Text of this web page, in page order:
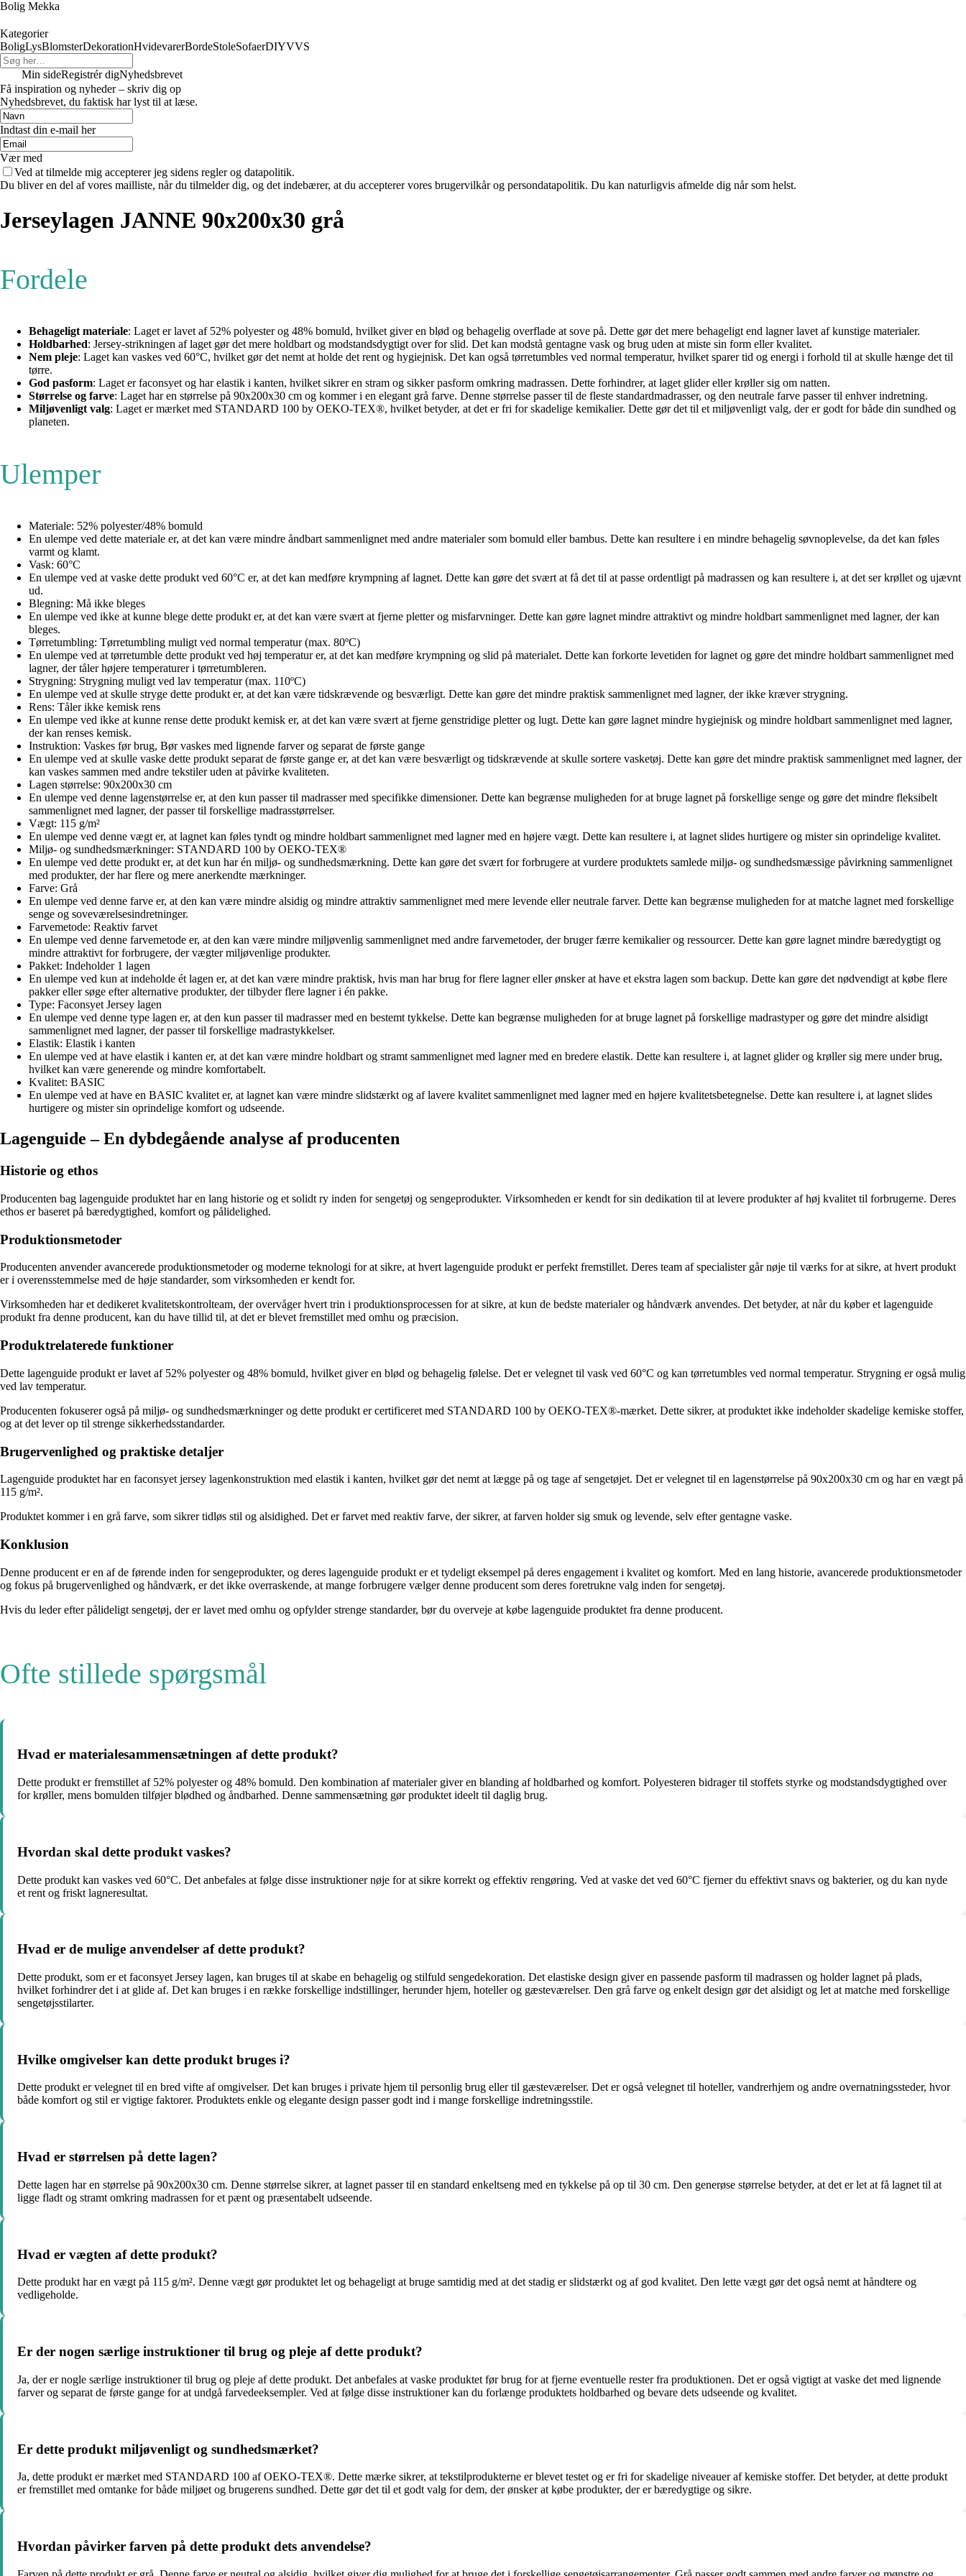
Bolig Mekka
Kategorier
BoligLysBlomsterDekorationHvidevarerBordeStoleSofaerDIYVVS
Min sideRegistrér digNyhedsbrevet
Få inspiration og nyheder – skriv dig op
Nyhedsbrevet, du faktisk har lyst til at læse.
Indtast din e-mail her
Vær med
Ved at tilmelde mig accepterer jeg sidens regler og datapolitik.
Du bliver en del af vores mailliste, når du tilmelder dig, og det indebærer, at du accepterer vores brugervilkår og persondatapolitik. Du kan naturligvis afmelde dig når som helst.
Jerseylagen JANNE 90x200x30 grå
Fordele
Behageligt materiale: Laget er lavet af 52% polyester og 48% bomuld, hvilket giver en blød og behagelig overflade at sove på. Dette gør det mere behageligt end lagner lavet af kunstige materialer.
Holdbarhed: Jersey-strikningen af laget gør det mere holdbart og modstandsdygtigt over for slid. Det kan modstå gentagne vask og brug uden at miste sin form eller kvalitet.
Nem pleje: Laget kan vaskes ved 60°C, hvilket gør det nemt at holde det rent og hygiejnisk. Det kan også tørretumbles ved normal temperatur, hvilket sparer tid og energi i forhold til at skulle hænge det til
tørre.
God pasform: Laget er faconsyet og har elastik i kanten, hvilket sikrer en stram og sikker pasform omkring madrassen. Dette forhindrer, at laget glider eller krøller sig om natten.
Størrelse og farve: Laget har en størrelse på 90x200x30 cm og kommer i en elegant grå farve. Denne størrelse passer til de fleste standardmadrasser, og den neutrale farve passer til enhver indretning.
Miljøvenligt valg: Laget er mærket med STANDARD 100 by OEKO-TEX®, hvilket betyder, at det er fri for skadelige kemikalier. Dette gør det til et miljøvenligt valg, der er godt for både din sundhed og
planeten.
Ulemper
Materiale: 52% polyester/48% bomuld
En ulempe ved dette materiale er, at det kan være mindre åndbart sammenlignet med andre materialer som bomuld eller bambus. Dette kan resultere i en mindre behagelig søvnoplevelse, da det kan føles
varmt og klamt.
Vask: 60°C
En ulempe ved at vaske dette produkt ved 60°C er, at det kan medføre krympning af lagnet. Dette kan gøre det svært at få det til at passe ordentligt på madrassen og kan resultere i, at det ser krøllet og ujævnt
ud.
Blegning: Må ikke bleges
En ulempe ved ikke at kunne blege dette produkt er, at det kan være svært at fjerne pletter og misfarvninger. Dette kan gøre lagnet mindre attraktivt og mindre holdbart sammenlignet med lagner, der kan
bleges.
Tørretumbling: Tørretumbling muligt ved normal temperatur (max. 80ºC)
En ulempe ved at tørretumble dette produkt ved høj temperatur er, at det kan medføre krympning og slid på materialet. Dette kan forkorte levetiden for lagnet og gøre det mindre holdbart sammenlignet med
lagner, der tåler højere temperaturer i tørretumbleren.
Strygning: Strygning muligt ved lav temperatur (max. 110ºC)
En ulempe ved at skulle stryge dette produkt er, at det kan være tidskrævende og besværligt. Dette kan gøre det mindre praktisk sammenlignet med lagner, der ikke kræver strygning.
Rens: Tåler ikke kemisk rens
En ulempe ved ikke at kunne rense dette produkt kemisk er, at det kan være svært at fjerne genstridige pletter og lugt. Dette kan gøre lagnet mindre hygiejnisk og mindre holdbart sammenlignet med lagner,
der kan renses kemisk.
Instruktion: Vaskes før brug, Bør vaskes med lignende farver og separat de første gange
En ulempe ved at skulle vaske dette produkt separat de første gange er, at det kan være besværligt og tidskrævende at skulle sortere vasketøj. Dette kan gøre det mindre praktisk sammenlignet med lagner, der
kan vaskes sammen med andre tekstiler uden at påvirke kvaliteten.
Lagen størrelse: 90x200x30 cm
En ulempe ved denne lagenstørrelse er, at den kun passer til madrasser med specifikke dimensioner. Dette kan begrænse muligheden for at bruge lagnet på forskellige senge og gøre det mindre fleksibelt
sammenlignet med lagner, der passer til forskellige madrasstørrelser.
Vægt: 115 g/m²
En ulempe ved denne vægt er, at lagnet kan føles tyndt og mindre holdbart sammenlignet med lagner med en højere vægt. Dette kan resultere i, at lagnet slides hurtigere og mister sin oprindelige kvalitet.
Miljø- og sundhedsmærkninger: STANDARD 100 by OEKO-TEX®
En ulempe ved dette produkt er, at det kun har én miljø- og sundhedsmærkning. Dette kan gøre det svært for forbrugere at vurdere produktets samlede miljø- og sundhedsmæssige påvirkning sammenlignet
med produkter, der har flere og mere anerkendte mærkninger.
Farve: Grå
En ulempe ved denne farve er, at den kan være mindre alsidig og mindre attraktiv sammenlignet med mere levende eller neutrale farver. Dette kan begrænse muligheden for at matche lagnet med forskellige
senge og soveværelsesindretninger.
Farvemetode: Reaktiv farvet
En ulempe ved denne farvemetode er, at den kan være mindre miljøvenlig sammenlignet med andre farvemetoder, der bruger færre kemikalier og ressourcer. Dette kan gøre lagnet mindre bæredygtigt og
mindre attraktivt for forbrugere, der vægter miljøvenlige produkter.
Pakket: Indeholder 1 lagen
En ulempe ved kun at indeholde ét lagen er, at det kan være mindre praktisk, hvis man har brug for flere lagner eller ønsker at have et ekstra lagen som backup. Dette kan gøre det nødvendigt at købe flere
pakker eller søge efter alternative produkter, der tilbyder flere lagner i én pakke.
Type: Faconsyet Jersey lagen
En ulempe ved denne type lagen er, at den kun passer til madrasser med en bestemt tykkelse. Dette kan begrænse muligheden for at bruge lagnet på forskellige madrastyper og gøre det mindre alsidigt
sammenlignet med lagner, der passer til forskellige madrastykkelser.
Elastik: Elastik i kanten
En ulempe ved at have elastik i kanten er, at det kan være mindre holdbart og stramt sammenlignet med lagner med en bredere elastik. Dette kan resultere i, at lagnet glider og krøller sig mere under brug,
hvilket kan være generende og mindre komfortabelt.
Kvalitet: BASIC
En ulempe ved at have en BASIC kvalitet er, at lagnet kan være mindre slidstærkt og af lavere kvalitet sammenlignet med lagner med en højere kvalitetsbetegnelse. Dette kan resultere i, at lagnet slides
hurtigere og mister sin oprindelige komfort og udseende.
Lagenguide – En dybdegående analyse af producenten
Historie og ethos
Producenten bag lagenguide produktet har en lang historie og et solidt ry inden for sengetøj og sengeprodukter. Virksomheden er kendt for sin dedikation til at levere produkter af høj kvalitet til forbrugerne. Deres
ethos er baseret på bæredygtighed, komfort og pålidelighed.
Produktionsmetoder
Producenten anvender avancerede produktionsmetoder og moderne teknologi for at sikre, at hvert lagenguide produkt er perfekt fremstillet. Deres team af specialister går nøje til værks for at sikre, at hvert produkt
er i overensstemmelse med de høje standarder, som virksomheden er kendt for.
Virksomheden har et dedikeret kvalitetskontrolteam, der overvåger hvert trin i produktionsprocessen for at sikre, at kun de bedste materialer og håndværk anvendes. Det betyder, at når du køber et lagenguide
produkt fra denne producent, kan du have tillid til, at det er blevet fremstillet med omhu og præcision.
Produktrelaterede funktioner
Dette lagenguide produkt er lavet af 52% polyester og 48% bomuld, hvilket giver en blød og behagelig følelse. Det er velegnet til vask ved 60°C og kan tørretumbles ved normal temperatur. Strygning er også mulig
ved lav temperatur.
Producenten fokuserer også på miljø- og sundhedsmærkninger og dette produkt er certificeret med STANDARD 100 by OEKO-TEX®-mærket. Dette sikrer, at produktet ikke indeholder skadelige kemiske stoffer,
og at det lever op til strenge sikkerhedsstandarder.
Brugervenlighed og praktiske detaljer
Lagenguide produktet har en faconsyet jersey lagenkonstruktion med elastik i kanten, hvilket gør det nemt at lægge på og tage af sengetøjet. Det er velegnet til en lagenstørrelse på 90x200x30 cm og har en vægt på
115 g/m².
Produktet kommer i en grå farve, som sikrer tidløs stil og alsidighed. Det er farvet med reaktiv farve, der sikrer, at farven holder sig smuk og levende, selv efter gentagne vaske.
Konklusion
Denne producent er en af ​​de førende inden for sengeprodukter, og deres lagenguide produkt er et tydeligt eksempel på deres engagement i kvalitet og komfort. Med en lang historie, avancerede produktionsmetoder
og fokus på brugervenlighed og håndværk, er det ikke overraskende, at mange forbrugere vælger denne producent som deres foretrukne valg inden for sengetøj.
Hvis du leder efter pålideligt sengetøj, der er lavet med omhu og opfylder strenge standarder, bør du overveje at købe lagenguide produktet fra denne producent.
Ofte stillede spørgsmål
Hvad er materialesammensætningen af dette produkt?
Dette produkt er fremstillet af 52% polyester og 48% bomuld. Den kombination af materialer giver en blanding af holdbarhed og komfort. Polyesteren bidrager til stoffets styrke og modstandsdygtighed over
for krøller, mens bomulden tilføjer blødhed og åndbarhed. Denne sammensætning gør produktet ideelt til daglig brug.
Hvordan skal dette produkt vaskes?
Dette produkt kan vaskes ved 60°C. Det anbefales at følge disse instruktioner nøje for at sikre korrekt og effektiv rengøring. Ved at vaske det ved 60°C fjerner du effektivt snavs og bakterier, og du kan nyde
et rent og friskt lagneresultat.
Hvad er de mulige anvendelser af dette produkt?
Dette produkt, som er et faconsyet Jersey lagen, kan bruges til at skabe en behagelig og stilfuld sengedekoration. Det elastiske design giver en passende pasform til madrassen og holder lagnet på plads,
hvilket forhindrer det i at glide af. Det kan bruges i en række forskellige indstillinger, herunder hjem, hoteller og gæsteværelser. Den grå farve og enkelt design gør det alsidigt og let at matche med forskellige
sengetøjsstilarter.
Hvilke omgivelser kan dette produkt bruges i?
Dette produkt er velegnet til en bred vifte af omgivelser. Det kan bruges i private hjem til personlig brug eller til gæsteværelser. Det er også velegnet til hoteller, vandrerhjem og andre overnatningssteder, hvor
både komfort og stil er vigtige faktorer. Produktets enkle og elegante design passer godt ind i mange forskellige indretningsstile.
Hvad er størrelsen på dette lagen?
Dette lagen har en størrelse på 90x200x30 cm. Denne størrelse sikrer, at lagnet passer til en standard enkeltseng med en tykkelse på op til 30 cm. Den generøse størrelse betyder, at det er let at få lagnet til at
ligge fladt og stramt omkring madrassen for et pænt og præsentabelt udseende.
Hvad er vægten af dette produkt?
Dette produkt har en vægt på 115 g/m². Denne vægt gør produktet let og behageligt at bruge samtidig med at det stadig er slidstærkt og af god kvalitet. Den lette vægt gør det også nemt at håndtere og
vedligeholde.
Er der nogen særlige instruktioner til brug og pleje af dette produkt?
Ja, der er nogle særlige instruktioner til brug og pleje af dette produkt. Det anbefales at vaske produktet før brug for at fjerne eventuelle rester fra produktionen. Det er også vigtigt at vaske det med lignende
farver og separat de første gange for at undgå farvedeeksempler. Ved at følge disse instruktioner kan du forlænge produktets holdbarhed og bevare dets udseende og kvalitet.
Er dette produkt miljøvenligt og sundhedsmærket?
Ja, dette produkt er mærket med STANDARD 100 af OEKO-TEX®. Dette mærke sikrer, at tekstilprodukterne er blevet testet og er fri for skadelige niveauer af kemiske stoffer. Det betyder, at dette produkt
er fremstillet med omtanke for både miljøet og brugerens sundhed. Dette gør det til et godt valg for dem, der ønsker at købe produkter, der er bæredygtige og sikre.
Hvordan påvirker farven på dette produkt dets anvendelse?